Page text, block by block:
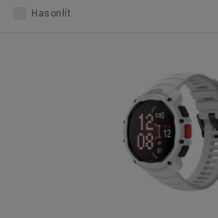
Hasonlít